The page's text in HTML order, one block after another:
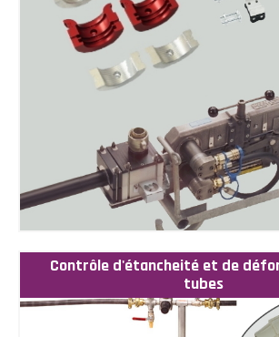
Contrôle d'étancheité et de
tubes